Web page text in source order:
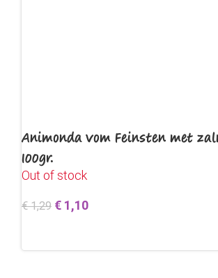
Animonda Vom Feinsten met
100gr.
Out of stock
€1,29 € 1,10